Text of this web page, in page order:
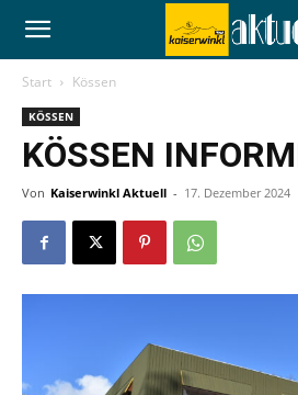
Start Kössen
KÖSSEN
KÖSSEN
Von Kaiserwinkl Aktuell - 17. Dezember 2024